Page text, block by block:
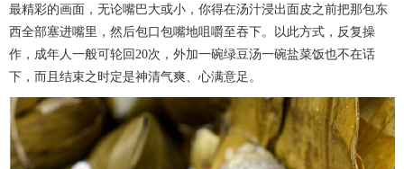
最精彩的画面，无论嘴巴大或小，你得在汤汁浸出面皮之前把那包东
西全部塞进嘴里，然后包口包嘴地咀嚼至吞下。以此方式，反复操
作，成年人一般可轮回20次，外加一碗绿豆汤一碗盐菜饭也不在话
下，而且结束之时定是神清气爽、心满意足。